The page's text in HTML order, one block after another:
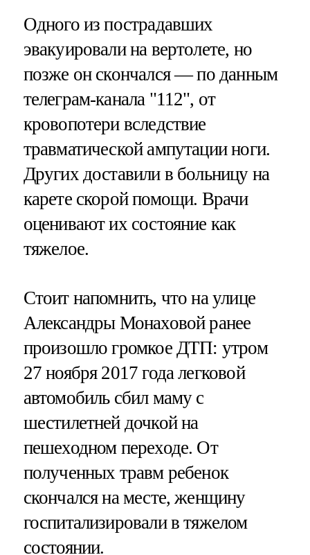
Одного из пострадавших
эвакуировали на вертолете, но
позже он скончался — по данным
телеграм-канала "112", от
кровопотери вследствие
травматической ампутации ноги.
Других доставили в больницу на
карете скорой помощи. Врачи
оценивают их состояние как
тяжелое.
Стоит напомнить, что на улице
Александры Монаховой ранее
произошло громкое ДТП: утром
27 ноября 2017 года легковой
автомобиль сбил маму с
шестилетней дочкой на
пешеходном переходе. От
полученных травм ребенок
скончался на месте, женщину
госпитализировали в тяжелом
состоянии.